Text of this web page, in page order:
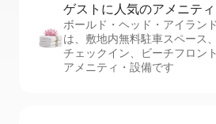
ゲストに人⁠気⁠のア⁠メ⁠ニ⁠テ⁠
ボールド・ヘッド・アイラン
は、敷地内無料駐⁠車ス⁠ペ⁠ー⁠ス
チ⁠ェ⁠ッ⁠ク⁠イ⁠ン、ビーチフロン
アメニティ・設備です